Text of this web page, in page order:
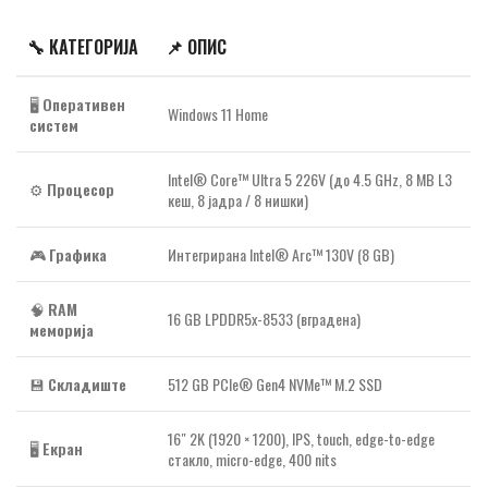
🔧 КАТЕГОРИЈА 📌 ОПИС
🖥️Оперативен
систем
Windows 11 Home
⚙️ Процесор
Intel® Core™ Ultra 5 226V (до 4.5 GHz, 8 MB L3
кеш, 8 јадра / 8 нишки)
🎮Графика Интегрирана Intel® Arc™ 130V (8 GB)
🧠 RAM
меморија
16 GB LPDDR5x-8533 (вградена)
💾 Складиште 512 GB PCIe® Gen4 NVMe™ M.2 SSD
🖥️Екран
16″ 2K (1920 × 1200), IPS, touch, edge-to-edge
стакло, micro-edge, 400 nits